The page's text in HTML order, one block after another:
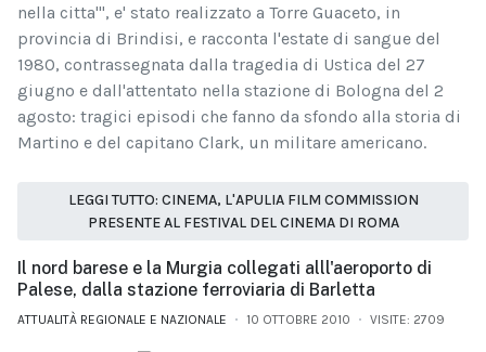
nella citta''', e' stato realizzato a Torre Guaceto, in
provincia di Brindisi, e racconta l'estate di sangue del
1980, contrassegnata dalla tragedia di Ustica del 27
giugno e dall'attentato nella stazione di Bologna del 2
agosto: tragici episodi che fanno da sfondo alla storia di
Martino e del capitano Clark, un militare americano.
LEGGI TUTTO: CINEMA, L'APULIA FILM COMMISSION
PRESENTE AL FESTIVAL DEL CINEMA DI ROMA
Il nord barese e la Murgia collegati alll'aeroporto di
Palese, dalla stazione ferroviaria di Barletta
ATTUALITÀ REGIONALE E NAZIONALE 10 OTTOBRE 2010 VISITE: 2709